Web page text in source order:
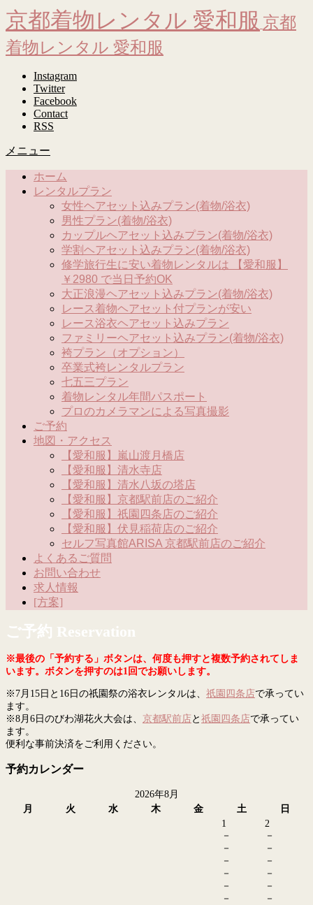
京都着物レンタル 愛和服 京都
着物レンタル 愛和服
Instagram
Twitter
Facebook
Contact
RSS
メニュー
ホーム
レンタルプラン
女性ヘアセット込みプラン(着物/浴衣)
男性プラン(着物/浴衣)
カップルヘアセット込みプラン(着物/浴衣)
学割ヘアセット込みプラン(着物/浴衣)
修学旅行生に安い着物レンタルは 【愛和服】
￥2980 で当日予約OK
大正浪漫ヘアセット込みプラン(着物/浴衣)
レース着物ヘアセット付プランが安い
レース浴衣ヘアセット込みプラン
ファミリーヘアセット込みプラン(着物/浴衣)
袴プラン（オプション）
卒業式袴レンタルプラン
七五三プラン
着物レンタル年間パスポート
プロのカメラマンによる写真撮影
ご予約
地図・アクセス
【愛和服】嵐山渡月橋店
【愛和服】清水寺店
【愛和服】清水八坂の塔店
【愛和服】京都駅前店のご紹介
【愛和服】祇園四条店のご紹介
【愛和服】伏見稲荷店のご紹介
セルフ写真館ARISA 京都駅前店のご紹介
よくあるご質問
お問い合わせ
求人情報
[方案]
ご予約 Reservation
※最後の「予約する」ボタンは、何度も押すと複数予約されてしま
います。ボタンを押すのは1回でお願いします。
※7月15日と16日の祇園祭の浴衣レンタルは、 祇園四条店で承ってい
ます。
※8月6日のびわ湖花火大会は、 京都駅前店 と 祇園四条店で承ってい
ます。
便利な事前決済をご利用ください。
予約カレンダー
2026年8月
月
火 水 木 金 土
日
1
－
－
－
－
－
－
2
－
－
－
－
－
－